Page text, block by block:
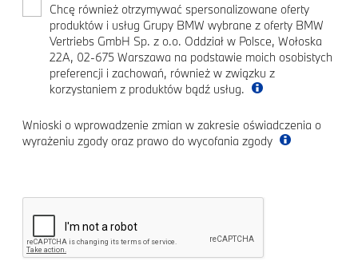
Chcę również otrzymywać spersonalizowane oferty
produktów i usług Grupy BMW wybrane z oferty BMW
Vertriebs GmbH Sp. z o.o. Oddział w Polsce, Wołoska
22A, 02-675 Warszawa na podstawie moich osobistych
preferencji i zachowań, również w związku z
korzystaniem z produktów bądź usług.
Wnioski o wprowadzenie zmian w zakresie oświadczenia o
wyrażeniu zgody oraz prawo do wycofania zgody